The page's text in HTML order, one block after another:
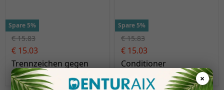
×
Spare 5%
€ 15.83
€ 15.03
Trennzeichen gegen
STS
Spare 5%
€ 15.83
€ 15.03
Conditioner